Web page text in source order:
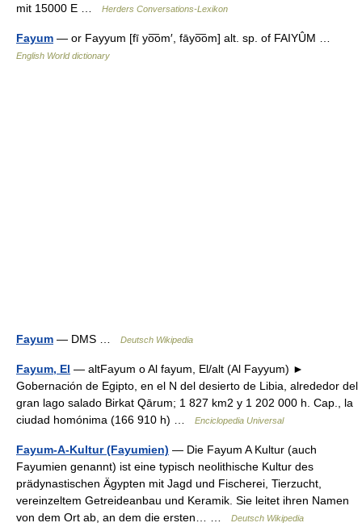
mit 15000 E …
Herders Conversations-Lexikon
Fayum — or Fayyum [fī yo͞om′, fāyo͞om] alt. sp. of FAIYÛM …
English World dictionary
Fayum — DMS … Deutsch Wikipedia
Fayum, El — altFayum o Al fayum, El/alt (Al Fayyum) ►
Gobernación de Egipto, en el N del desierto de Libia, alrededor del
gran lago salado Birkat Qārum; 1 827 km2 y 1 202 000 h. Cap., la
ciudad homónima (166 910 h) …
Enciclopedia Universal
Fayum-A-Kultur (Fayumien) — Die Fayum A Kultur (auch
Fayumien genannt) ist eine typisch neolithische Kultur des
prädynastischen Ägypten mit Jagd und Fischerei, Tierzucht,
vereinzeltem Getreideanbau und Keramik. Sie leitet ihren Namen
von dem Ort ab, an dem die ersten… …
Deutsch Wikipedia